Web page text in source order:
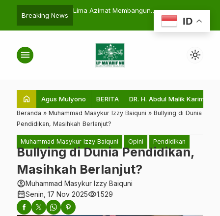
Breaking News
Workshop dan Diklat Total Quality BUPATI
SUPPORT
MA’ARIF
HARUS
menu light_mode
home Agus Mulyono BERITA DR. H. Abdul Malik Karim
Beranda » Muhammad Masykur Izzy Baiquni » Bullying di Dunia
Pendidikan, Masihkah Berlanjut?
Muhammad Masykur Izzy Baiquni Opini Pendidikan
Bullying di Dunia Pendidikan,
Masihkah Berlanjut?
account_circleMuhammad Masykur Izzy Baiquni
calendar_monthSenin, 17 Nov 2025visibility1.529
ID